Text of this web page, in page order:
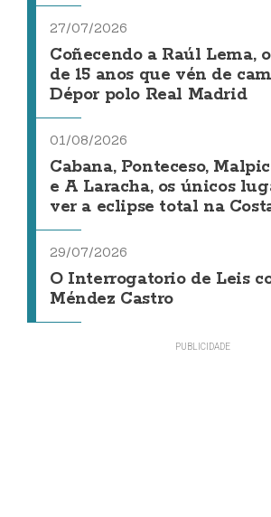
27/07/2026
Coñecendo a Raúl Lema,
de 15 anos que vén de
Dépor polo Real Madrid
01/08/2026
Cabana, Ponteceso,
e A Laracha, os únicos
ver a eclipse total na
29/07/2026
O Interrogatorio de Leis
Méndez Castro